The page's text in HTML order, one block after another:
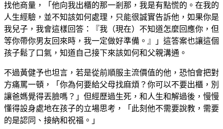
找他商量，「他向我出櫃的那一剎那，我是有點慌的。在我的
人生經驗，並不知該如何處理，只能很誠實告訴他，如果你是
我兒子，我會這樣回答：『我（現在）不知道怎麼回應你，但
等你帶你男友回來時，我一定做好準備。』」這答案也讓這個
孩子鬆了口氣，知道自己接下來該如何和父親溝通。
不過黃健予也坦言，若是從前順服主流價值的他，恐怕會把對
方痛罵一頓，「你為何要給父母找麻煩？你可以不要出櫃，別
讓爸媽覺得丟臉嗎？」但經歷過生死，和人生和解過後，慢慢
懂得設身處地在孩子的立場思考，「此刻他不需要說教，需要
的是認同、接納和祝福。」